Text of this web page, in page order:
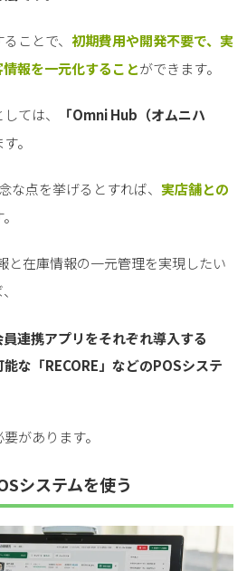
ことで、 初期費用や開発不要で、実
報を一元化することができます。
ては、
「Omni Hub（オムニハ
。
な点を挙げるとすれば、 実店舗との
と在庫情報の一元管理を実現したい
連携アプリをそれぞれ導入する
な「RECORE」などのPOSシステ
があります。
システムを使う